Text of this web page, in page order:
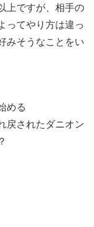
上ですが、相手の
ってやり方は違っ
みそうなことをい
める
戻されたダニオン